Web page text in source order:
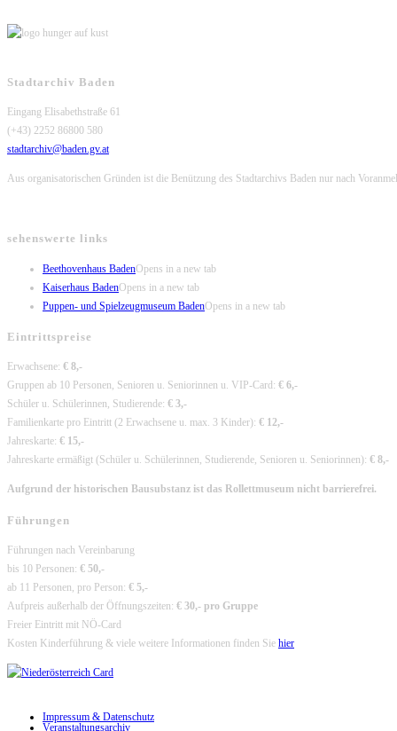
Stadtarchiv Baden
Eingang Elisabethstraße 61
(+43) 2252 86800 580
stadtarchiv@baden.gv.at
Aus organisatorischen Gründen ist die Benützung des Stadtarchivs Baden nur nach
sehenswerte links
Beethovenhaus BadenOpens in a new tab
Kaiserhaus BadenOpens in a new tab
Puppen- und Spielzeugmuseum BadenOpens in a new tab
Eintrittspreise
Erwachsene: € 8,-
Gruppen ab 10 Personen, Senioren u. Seniorinnen u. VIP-Card: € 6,-
Schüler u. Schülerinnen, Studierende: € 3,-
Familienkarte pro Eintritt (2 Erwachsene u. max. 3 Kinder): € 12,-
Jahreskarte: € 15,-
Jahreskarte ermäßigt (Schüler u. Schülerinnen, Studierende, Senioren u. Seniorinnen): € 8,-
Aufgrund der historischen Bausubstanz ist das Rollettmuseum nicht barrierefrei.
Führungen
Führungen nach Vereinbarung
bis 10 Personen: € 50,-
ab 11 Personen, pro Person: € 5,-
Aufpreis außerhalb der Öffnungszeiten: € 30,- pro Gruppe
Freier Eintritt mit NÖ-Card
Kosten Kinderführung & viele weitere Informationen finden Sie hier
Impressum & Datenschutz
Veranstaltungsarchiv